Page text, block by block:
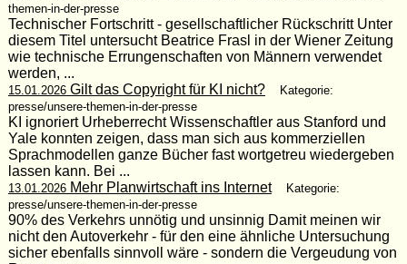
themen-in-der-presse
Technischer Fortschritt - gesellschaftlicher Rückschritt Unter
diesem Titel untersucht Beatrice Frasl in der Wiener Zeitung
wie technische Errungenschaften von Männern verwendet
werden, ...
15.01.2026Gilt das Copyright für KI nicht?
Kategorie:
presse/unsere-themen-in-der-presse
KI ignoriert Urheberrecht Wissenschaftler aus Stanford und
Yale konnten zeigen, dass man sich aus kommerziellen
Sprachmodellen ganze Bücher fast wortgetreu wiedergeben
lassen kann. Bei ...
13.01.2026Mehr Planwirtschaft ins Internet
Kategorie:
presse/unsere-themen-in-der-presse
90% des Verkehrs unnötig und unsinnig Damit meinen wir
nicht den Autoverkehr - für den eine ähnliche Untersuchung
sicher ebenfalls sinnvoll wäre - sondern die Vergeudung von